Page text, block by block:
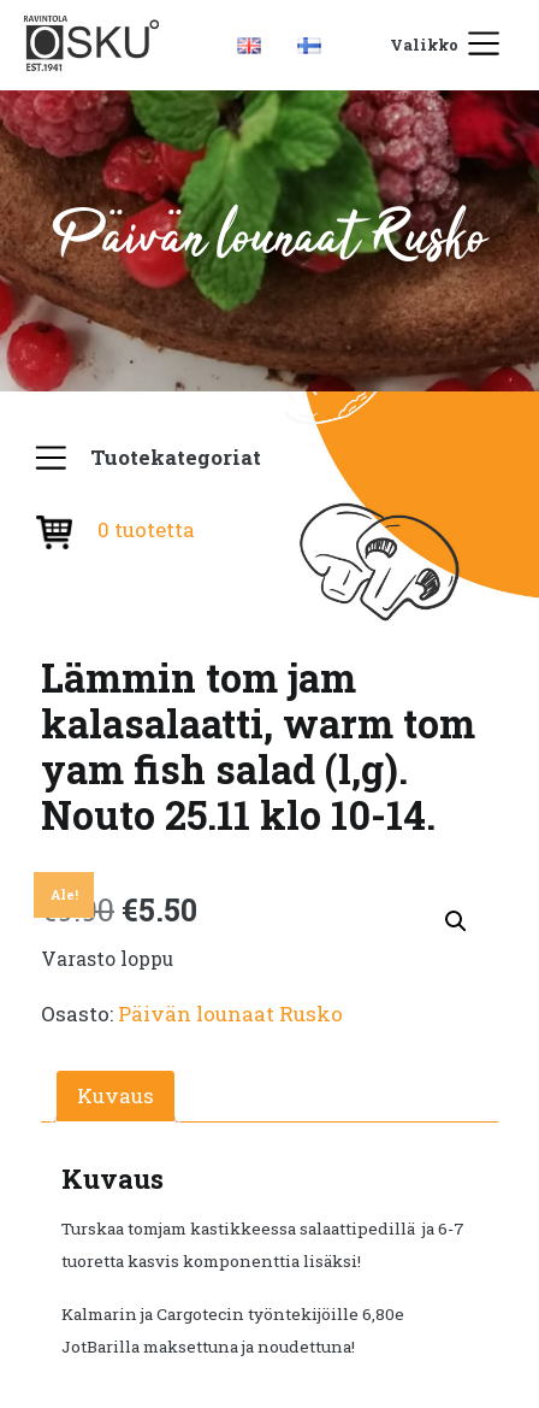
Valikko
Päivän lounaat Rusko
Tuotekategoriat
0 tuotetta
Lämmin tom jam
kalasalaatti, warm tom
yam fish salad (l,g).
Nouto 25.11 klo 10-14.
Ale!
€9.90 Alkuperäinen
hinta
oli:
€9.90.
€5.50
on:
Varasto loppu
Osasto: Päivän lounaat Rusko
Kuvaus
Kuvaus
Turskaa tomjam kastikkeessa salaattipedillä ja 6-7
tuoretta kasvis komponenttia lisäksi!
Kalmarin ja Cargotecin työntekijöille 6,80e
JotBarilla maksettuna ja noudettuna!